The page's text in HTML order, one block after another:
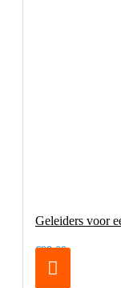
Geleiders voor
€98,00